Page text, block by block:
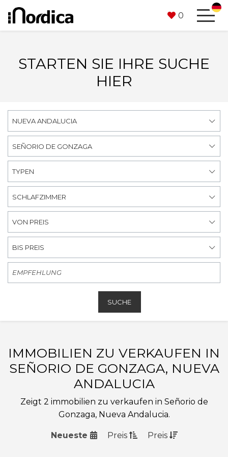
0
STARTEN SIE IHRE SUCHE
HIER
NUEVA ANDALUCIA
SEÑORIO DE GONZAGA
TYPEN
SCHLAFZIMMER
VON PREIS
BIS PREIS
SUCHE
IMMOBILIEN ZU VERKAUFEN IN
SEÑORIO DE GONZAGA, NUEVA
ANDALUCIA
Zeigt 2 immobilien zu verkaufen in Señorio de
Gonzaga, Nueva Andalucia.
Neueste Preis Preis